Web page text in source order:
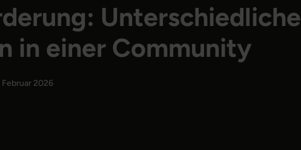
Unterschiedliche
in einer Community
Februar 2026